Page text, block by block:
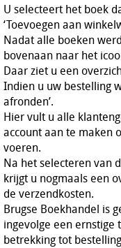
U selecteert het boek
‘Toevoegen aan
Nadat alle boeken
bovenaan naar het
Daar ziet u een
Indien u uw bestelling
afronden’.
Hier vult u alle
account aan te maken
voeren.
Na het selecteren van
krijgt u nogmaals een
de verzendkosten.
Brugse Boekhandel is
ingevolge een
betrekking tot